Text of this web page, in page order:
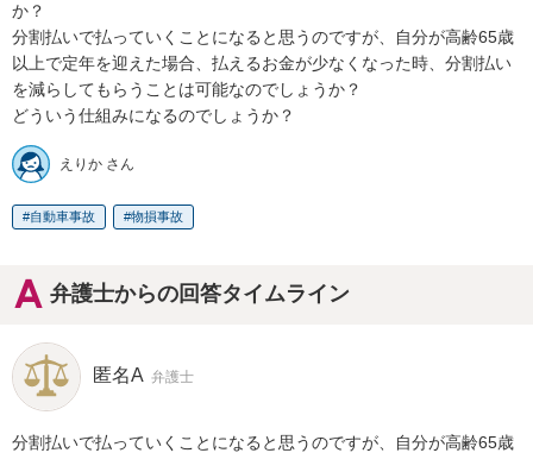
か？
分割払いで払っていくことになると思うのですが、自分が高齢65歳
以上で定年を迎えた場合、払えるお金が少なくなった時、分割払い
を減らしてもらうことは可能なのでしょうか？
どういう仕組みになるのでしょうか？
えりか さん
自動車事故 物損事故
弁護士からの回答タイムライン
匿名A 弁護士
分割払いで払っていくことになると思うのですが、自分が高齢65歳